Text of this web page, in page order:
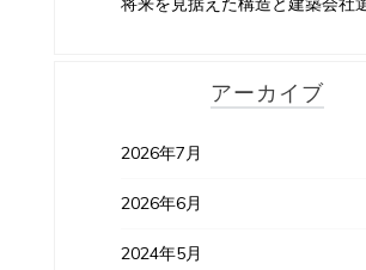
アーカイブ
2026年7月
2026年6月
2024年5月